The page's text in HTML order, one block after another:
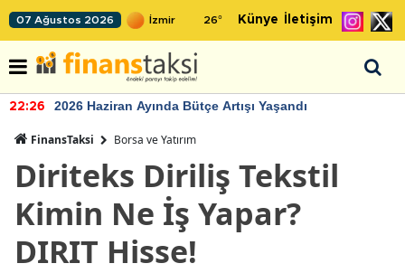
07 Ağustos 2026 26° Künye İletişim
22:26 2026 Haziran Ayında Bütçe Artışı Yaşandı
FinansTaksi Borsa ve Yatırım
Diriteks Diriliş Tekstil
Kimin Ne İş Yapar?
DIRIT Hisse!